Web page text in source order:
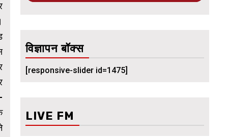
विज्ञापन बॉक्स
[responsive-slider id=1475]
LIVE FM